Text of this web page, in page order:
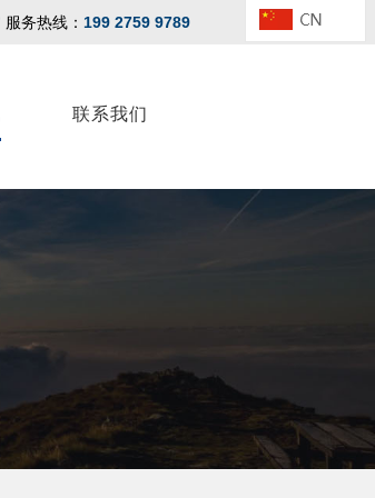
服务热线： 199 2759 9789
联系我们